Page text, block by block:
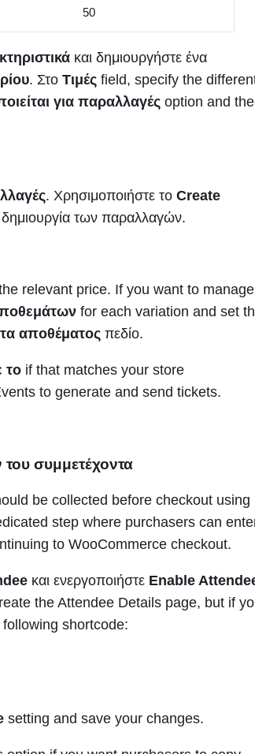
50
και δημιουργήστε ένα
. Στο Τιμές field, specify the
για παραλλαγές option and
. Χρησιμοποιήστε το Create
δημιουργία των παραλλαγών.
relevant price. If you want to manage
for each variation and set
αποθέματος πεδίο.
το if that matches your store
to generate and send tickets.
συμμετέχοντα
be collected before checkout using
step where purchasers can
to WooCommerce checkout.
και ενεργοποιήστε Enable
the Attendee Details page, but if
shortcode:
setting and save your changes.